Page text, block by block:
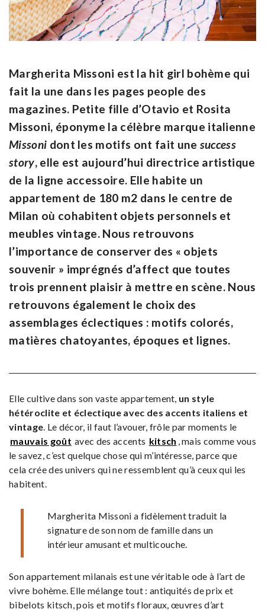
Margherita Missoni est la hit girl bohème qui
fait la une dans les pages people des
magazines. Petite fille d’Otavio et Rosita
Missoni, éponyme la célèbre marque italienne
Missoni dont les motifs ont fait une success
story, elle est aujourd’hui directrice artistique
de la ligne accessoire. Elle habite un
appartement de 180 m2 dans le centre de
Milan où cohabitent objets personnels et
meubles vintage. Nous retrouvons
l’importance de conserver des « objets
souvenir » imprégnés d’affect que toutes
trois prennent plaisir à mettre en scène. Nous
retrouvons également le choix des
assemblages éclectiques : motifs colorés,
matières chatoyantes, époques et lignes.
Elle cultive dans son vaste appartement, un style
hétéroclite et éclectique avec des accents italiens et
vintage . Le décor, il faut l’avouer, frôle par moments le
mauvais goût avec des accents kitsch , mais comme vous
le savez, c’est quelque chose qui m’intéresse, parce que
cela crée des univers qui ne ressemblent qu’à ceux qui les
habitent.
Margherita Missoni a fidèlement traduit la
signature de son nom de famille dans un
intérieur amusant et multicouche.
Son appartement milanais est une véritable ode à l’art de
vivre bohème. Elle mélange tout : antiquités de prix et
bibelots kitsch, pois et motifs floraux, œuvres d’art